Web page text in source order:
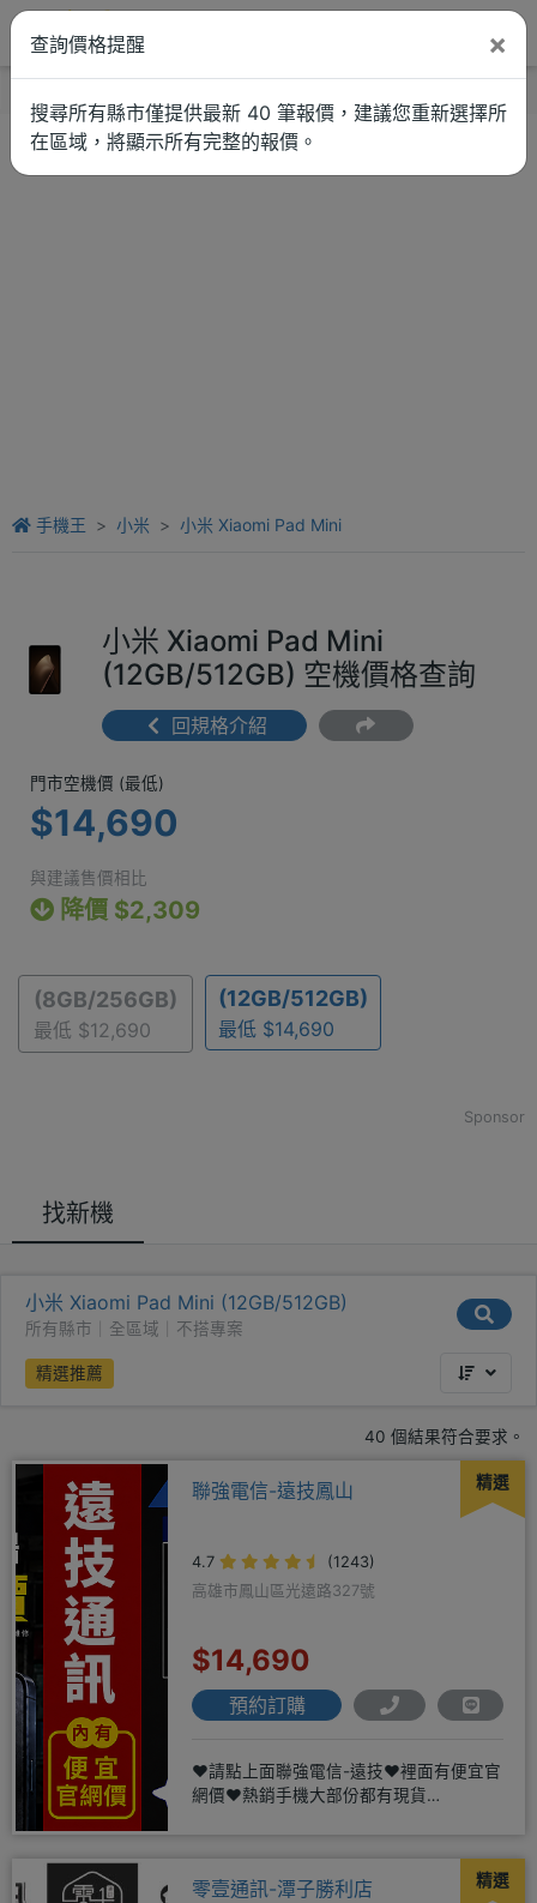
手機王 小米 小米 Xiaomi Pad Mini
小米 Xiaomi Pad Mini
(12GB/512GB) 空機價格查詢
回規格介紹
門市空機價 (最低) $14,690
門市空機價 (最低)
$14,690
與建議售價相比
降價 $2,309
(8GB/256GB)
最低 $12,690
(12GB/512GB)
最低 $14,690
Sponsor
找新機
小米 Xiaomi Pad Mini (12GB/512GB)
所有縣市｜全區域｜不搭專案
精選推薦
40 個結果符合要求。
精選
聯強電信-遠技鳳山
4.7
(1243)
高雄市鳳山區光遠路327號
$14,690
預約訂購
❤️請點上面聯強電信-遠技❤️裡面有便宜官
網價❤️熱銷手機大部份都有現貨
精選
零壹通訊-潭子勝利店
查詢價格提醒 ×
搜尋所有縣市僅提供最新 40 筆報價，建議您重新選擇所
在區域，將顯示所有完整的報價。